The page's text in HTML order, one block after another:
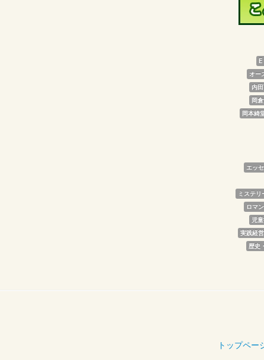
E
オー
内
岡
岡本綺
エッ
ミステ
ロマ
児
実践経
歴史
トップペー